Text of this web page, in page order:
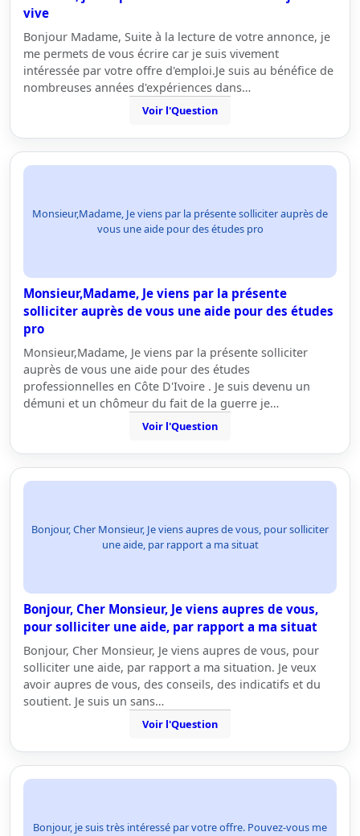
vive
Bonjour Madame, Suite à la lecture de votre annonce, je
me permets de vous écrire car je suis vivement
intéressée par votre offre d'emploi.Je suis au bénéfice de
nombreuses années d'expériences dans…
Voir l'Question
Monsieur,Madame, Je viens par la présente solliciter auprès de
vous une aide pour des études pro
Monsieur,Madame, Je viens par la présente
solliciter auprès de vous une aide pour des études
pro
Monsieur,Madame, Je viens par la présente solliciter
auprès de vous une aide pour des études
professionnelles en Côte D'Ivoire . Je suis devenu un
démuni et un chômeur du fait de la guerre je…
Voir l'Question
Bonjour, Cher Monsieur, Je viens aupres de vous, pour solliciter
une aide, par rapport a ma situat
Bonjour, Cher Monsieur, Je viens aupres de vous,
pour solliciter une aide, par rapport a ma situat
Bonjour, Cher Monsieur, Je viens aupres de vous, pour
solliciter une aide, par rapport a ma situation. Je veux
avoir aupres de vous, des conseils, des indicatifs et du
soutient. Je suis un sans…
Voir l'Question
Bonjour, je suis très intéressé par votre offre. Pouvez-vous me